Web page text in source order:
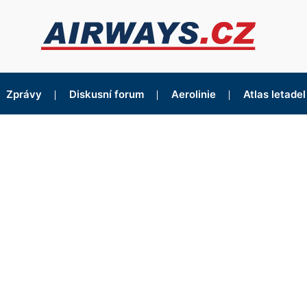
Zprávy Diskusní forum Aerolinie Atlas letadel